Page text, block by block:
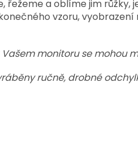
řežeme a oblíme jim růžky,
vzoru,
monitoru se mohou
ručně, drobné